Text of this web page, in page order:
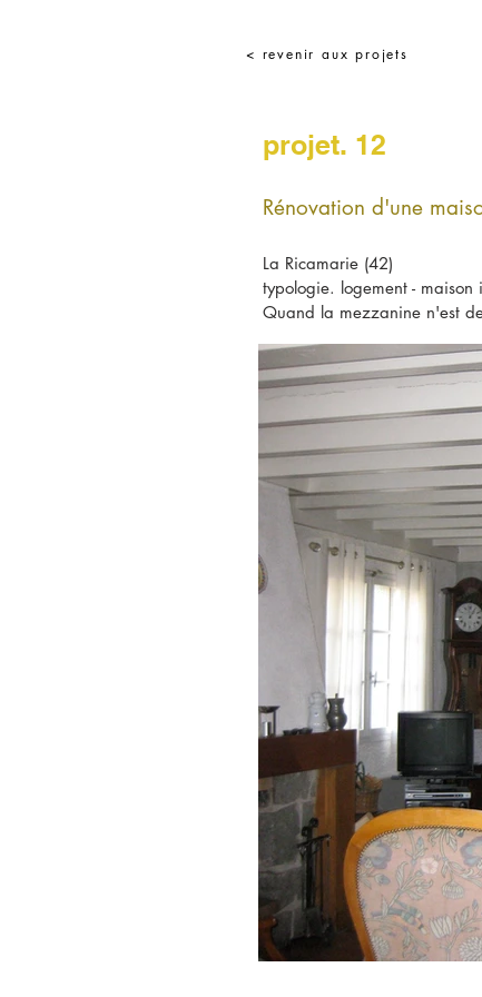
< revenir aux projets
projet. 12
Rénovation d'une
La Ricamarie (42)
typologie. logement - maison
Quand la mezzanine n'est